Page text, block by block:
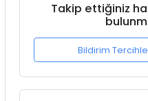
Takip ettiğiniz
Bildirim